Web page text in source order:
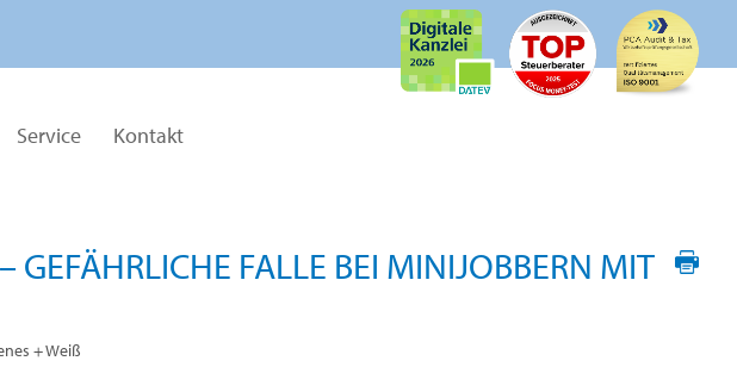
Service Kontakt
GEFÄHRLICHE FALLE BEI MINIJOBBERN MIT
+ Weiß